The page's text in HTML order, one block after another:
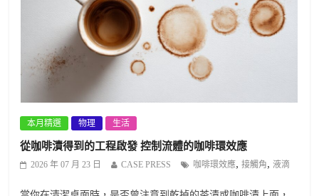
本月精選 物理 生活
從咖啡漬得到的工程啟發 控制流體的咖啡環效應
2026 年 07 月 23 日 CASE PRESS 咖啡環效應,接觸角,液滴